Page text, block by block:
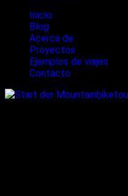
Inicio
Blog
Acerca de
Proyectos
Ejemplos de viajes
Contacto